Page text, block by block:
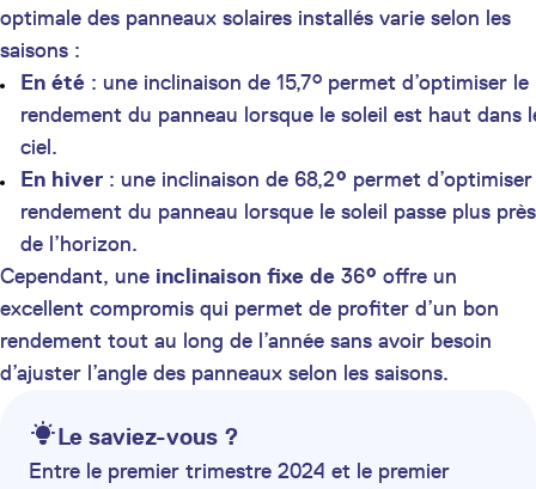
optimale des panneaux solaires installés varie selon les
saisons :
En été : une inclinaison de 15,7° permet d’optimiser le
rendement du panneau lorsque le soleil est haut dans
ciel.
En hiver : une inclinaison de 68,2° permet
rendement du panneau lorsque le soleil passe plus près
de l’horizon.
Cependant, une inclinaison fixe de 36° offre un
excellent compromis qui permet de profiter d’un bon
rendement tout au long de l’année sans avoir besoin
d’ajuster l’angle des panneaux selon les saisons.
Le saviez-vous ?
Entre le premier trimestre 2024 et le premier